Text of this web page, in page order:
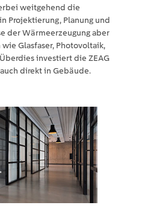
weitgehend die
Projektierung, Planung und
der Wärmeerzeugung aber
Glasfaser, Photovoltaik,
investiert die ZEAG
direkt in Gebäude.